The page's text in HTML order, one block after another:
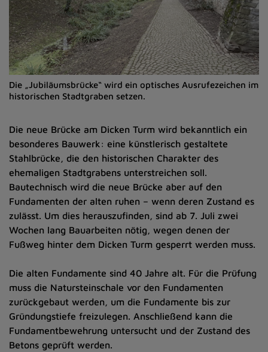
Die „Jubiläumsbrücke“ wird ein optisches Ausrufezeichen im
historischen Stadtgraben setzen.
Die neue Brücke am Dicken Turm wird bekanntlich ein
besonderes Bauwerk: eine künstlerisch gestaltete
Stahlbrücke, die den historischen Charakter des
ehemaligen Stadtgrabens unterstreichen soll.
Bautechnisch wird die neue Brücke aber auf den
Fundamenten der alten ruhen – wenn deren Zustand es
zulässt. Um dies herauszufinden, sind ab 7. Juli zwei
Wochen lang Bauarbeiten nötig, wegen denen der
Fußweg hinter dem Dicken Turm gesperrt werden muss.
Die alten Fundamente sind 40 Jahre alt. Für die Prüfung
muss die Natursteinschale vor den Fundamenten
zurückgebaut werden, um die Fundamente bis zur
Gründungstiefe freizulegen. Anschließend kann die
Fundamentbewehrung untersucht und der Zustand des
Betons geprüft werden.